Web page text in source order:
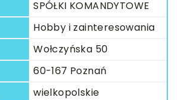
SPÓŁKI KOMANDYTOWE
Hobby i zainteresowania
Wołczyńska 50
60-167 Poznań
wielkopolskie